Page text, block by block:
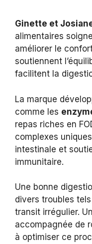
Ginette et
alimentaires
améliorer le
soutiennent
facilitent la
La marque
comme les
repas riches en
complexes
intestinale et
immunitaire.
Une bonne
divers troubles
transit irrégulier.
accompagnée de
à optimiser ce